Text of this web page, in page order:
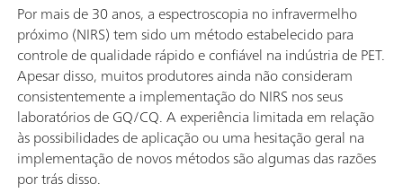
Por mais de 30 anos, a espectroscopia no infravermelho
próximo (NIRS) tem sido um método estabelecido para
controle de qualidade rápido e confiável na indústria de PET.
Apesar disso, muitos produtores ainda não consideram
consistentemente a implementação do NIRS nos seus
laboratórios de GQ/CQ. A experiência limitada em relação
às possibilidades de aplicação ou uma hesitação geral na
implementação de novos métodos são algumas das razões
por trás disso.